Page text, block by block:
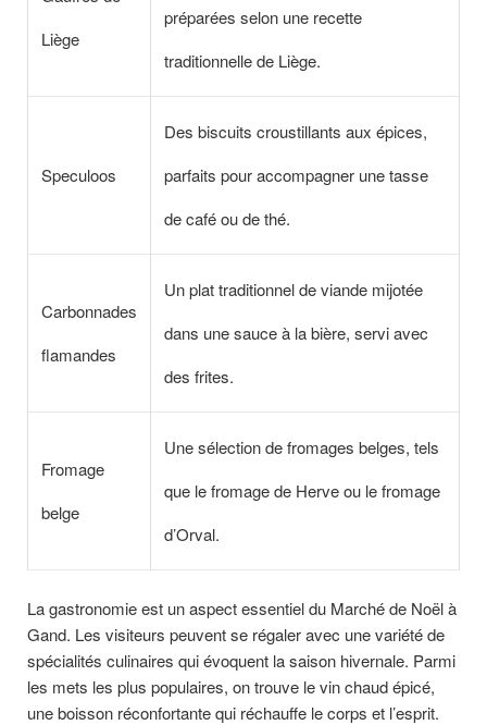
Liège
préparées selon une recette
traditionnelle de Liège.
Speculoos
Des biscuits croustillants aux épices,
parfaits pour accompagner une tasse
de café ou de thé.
Carbonnades
flamandes
Un plat traditionnel de viande mijotée
dans une sauce à la bière, servi avec
des frites.
Fromage
belge
Une sélection de fromages belges, tels
que le fromage de Herve ou le fromage
d’Orval.
La gastronomie est un aspect essentiel du Marché de Noël à
Gand. Les visiteurs peuvent se régaler avec une variété de
spécialités culinaires qui évoquent la saison hivernale. Parmi
les mets les plus populaires, on trouve le vin chaud épicé,
une boisson réconfortante qui réchauffe le corps et l’esprit.